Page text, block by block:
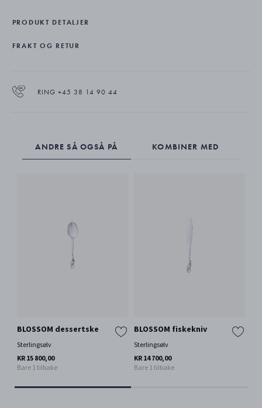
Georg Jensen var av naturen.
PRODUKT DETALJER
FRAKT OG RETUR
RING +45 38 14 90 44
ANDRE SÅ OGSÅ PÅ KOMBINER MED
BLOSSOM dessertske
Sterlingsølv
KR 15 800,00
Bare 1 tilbake
BLOSSOM fiskekniv
Sterlingsølv
KR 14 700,00
Bare 1 tilbake